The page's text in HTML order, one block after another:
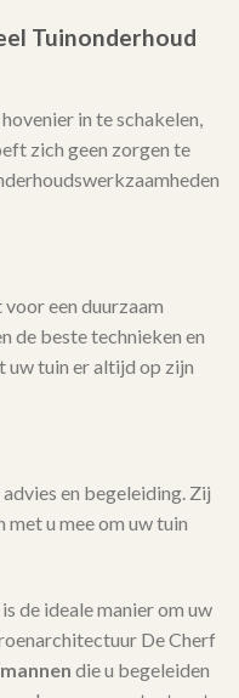
Tuinonderhoud
in te schakelen,
zich geen zorgen te
een duurzaam
de beste technieken en
uw tuin er altijd op zijn
en begeleiding. Zij
met u mee om uw tuin
is de ideale manier om uw
De Cherf
die u begeleiden